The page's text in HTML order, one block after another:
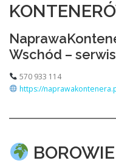
Wschód –
570 933 114
https://